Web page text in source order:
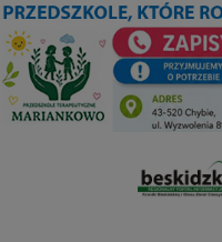
Przejdź
do
treści